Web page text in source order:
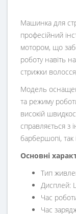
Машинка для
професійний
мотором, що
роботу навіть
стрижки
Модель
та режиму
високій
справляється з
барбершопі,
Основні
Тип
Дисплей:
Час
Час